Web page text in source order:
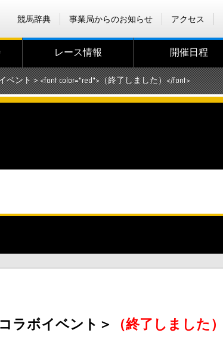
競馬辞典 事業局からのお知らせ アクセス
レース情報 開催日程
ント＞<font color="red">（終了しました）</font>
ラボイベント＞ （終了しました）